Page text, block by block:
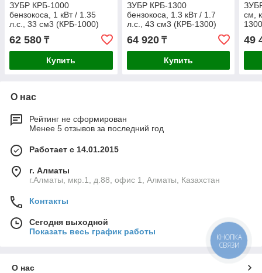
ЗУБР КРБ-1000
бензокоса, 1 кВт / 1.35
л.с., 33 см3 (КРБ-1000)
62 580 ₸
Купить
ЗУБР КРБ-1300
бензокоса, 1.3 кВт / 1.7
л.с., 43 см3 (КРБ-1300)
64 920₸
Купить
см,
49
О нас
Рейтинг не сформирован
Менее 5 отзывов за последний год
Работает с 14.01.2015
г. Алматы
г.Алматы, мкр.1, д.88, офис 1, Алматы, Казахстан
Контакты
Сегодня выходной
Показать весь график работы
О нас
КНОПКА
СВЯЗИ